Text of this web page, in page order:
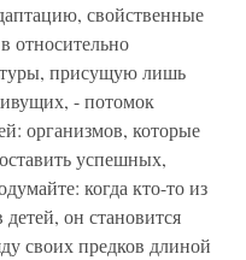
свойственные
относительно
присущую лишь
- потомок
организмов, которые
успешных,
когда кто-то из
он становится
своих предков длиной